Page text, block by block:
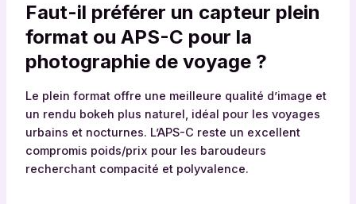
Faut-il préférer un capteur plein
format ou APS-C pour la
photographie de voyage ?
Le plein format offre une meilleure qualité d’image et
un rendu bokeh plus naturel, idéal pour les voyages
urbains et nocturnes. L’APS-C reste un excellent
compromis poids/prix pour les baroudeurs
recherchant compacité et polyvalence.